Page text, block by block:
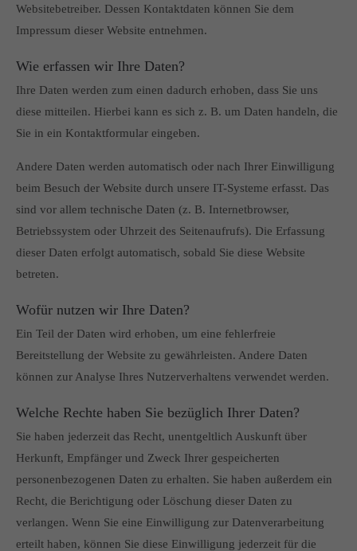
Websitebetreiber. Dessen Kontaktdaten können Sie dem
Impressum dieser Website entnehmen.
Wie erfassen wir Ihre Daten?
Ihre Daten werden zum einen dadurch erhoben, dass Sie uns
diese mitteilen. Hierbei kann es sich z. B. um Daten handeln, die
Sie in ein Kontaktformular eingeben.
Andere Daten werden automatisch oder nach Ihrer Einwilligung
beim Besuch der Website durch unsere IT-Systeme erfasst. Das
sind vor allem technische Daten (z. B. Internetbrowser,
Betriebssystem oder Uhrzeit des Seitenaufrufs). Die Erfassung
dieser Daten erfolgt automatisch, sobald Sie diese Website
betreten.
Wofür nutzen wir Ihre Daten?
Ein Teil der Daten wird erhoben, um eine fehlerfreie
Bereitstellung der Website zu gewährleisten. Andere Daten
können zur Analyse Ihres Nutzerverhaltens verwendet werden.
Welche Rechte haben Sie bezüglich Ihrer Daten?
Sie haben jederzeit das Recht, unentgeltlich Auskunft über
Herkunft, Empfänger und Zweck Ihrer gespeicherten
personenbezogenen Daten zu erhalten. Sie haben außerdem ein
Recht, die Berichtigung oder Löschung dieser Daten zu
verlangen. Wenn Sie eine Einwilligung zur Datenverarbeitung
erteilt haben, können Sie diese Einwilligung jederzeit für die